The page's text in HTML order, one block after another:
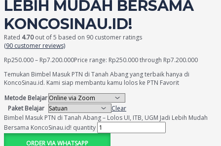
LEBIH MUDAH BERSAMA
KONCOSINAU.ID!
Rated 4.70out of 5 based on 90 customer ratings
(90 customer reviews)
Rp250.000– Rp7.200.000Price range: Rp250.000 through Rp7.200.000
Temukan Bimbel Masuk PTN di Tanah Abang yang terbaik hanya di
KoncoSinau.id. Kami siap membantu kamu lolos ke PTN Favorit
Metode Belajar
Paket Belajar
Clear
Bimbel Masuk PTN di Tanah Abang – Lolos UI, ITB, UGM Jadi Lebih Mudah
Bersama KoncoSinau.id! quantity
ORDER VIA WHATSAPP